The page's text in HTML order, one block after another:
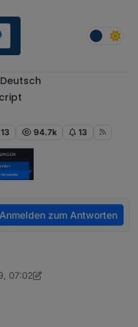
Deutsch
13 94.7k 13
Anmelden zum Antworten
07:02